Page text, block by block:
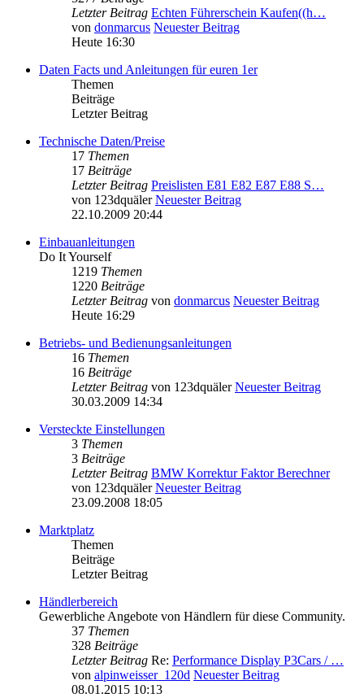
Letzter Beitrag Echten Führerschein Kaufen((h…
von donmarcus Neuester Beitrag
Heute 16:30
Daten Facts und Anleitungen für euren 1er
Themen
Beiträge
Letzter Beitrag
Technische Daten/Preise
17 Themen
17 Beiträge
Letzter Beitrag Preislisten E81 E82 E87 E88 S…
von 123dquäler Neuester Beitrag
22.10.2009 20:44
Einbauanleitungen
Do It Yourself
1219 Themen
1220 Beiträge
Letzter Beitrag von donmarcus Neuester Beitrag
Heute 16:29
Betriebs- und Bedienungsanleitungen
16 Themen
16 Beiträge
Letzter Beitrag von 123dquäler Neuester Beitrag
30.03.2009 14:34
Versteckte Einstellungen
3 Themen
3 Beiträge
Letzter Beitrag BMW Korrektur Faktor Berechner
von 123dquäler Neuester Beitrag
23.09.2008 18:05
Marktplatz
Themen
Beiträge
Letzter Beitrag
Händlerbereich
Gewerbliche Angebote von Händlern für diese Community.
37 Themen
328 Beiträge
Letzter Beitrag Re: Performance Display P3Cars / …
von alpinweisser_120d Neuester Beitrag
08.01.2015 10:13